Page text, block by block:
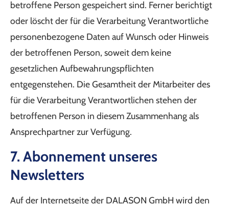
betroffene Person gespeichert sind. Ferner berichtigt
oder löscht der für die Verarbeitung Verantwortliche
personenbezogene Daten auf Wunsch oder Hinweis
der betroffenen Person, soweit dem keine
gesetzlichen Aufbewahrungspflichten
entgegenstehen. Die Gesamtheit der Mitarbeiter des
für die Verarbeitung Verantwortlichen stehen der
betroffenen Person in diesem Zusammenhang als
Ansprechpartner zur Verfügung.
7. Abonnement unseres
Newsletters
Auf der Internetseite der DALASON GmbH wird den